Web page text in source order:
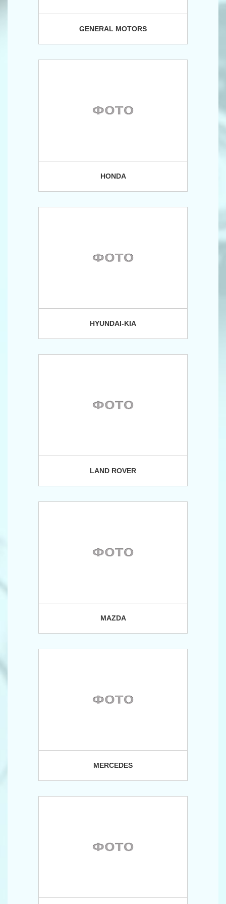
GENERAL MOTORS
HONDA
HYUNDAI-KIA
LAND ROVER
MAZDA
MERCEDES